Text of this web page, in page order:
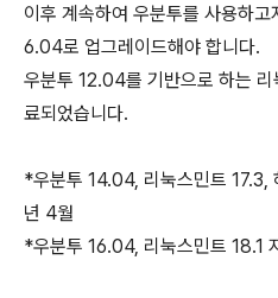
이후 계속하여 우분투를 사용하
6.04로 업그레이드해야 합니다.
우분투 12.04를 기반으로 하는
료되었습니다.
*우분투 14.04, 리눅스민트 17.3,
년 4월
*우분투 16.04, 리눅스민트 18.1